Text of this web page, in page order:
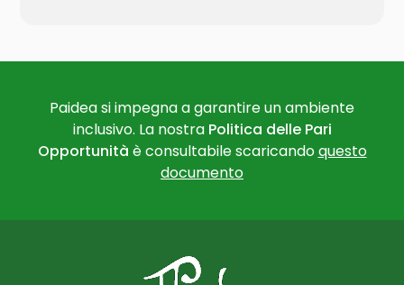
Paidea si impegna a garantire un ambiente
inclusivo. La nostra Politica delle Pari
Opportunità è consultabile scaricandoquesto
documento